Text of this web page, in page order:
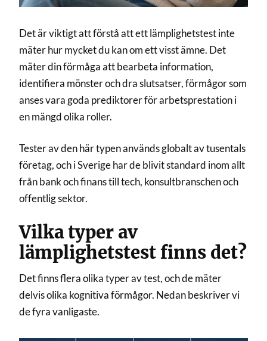
Det är viktigt att förstå att ett lämplighetstest inte
mäter hur mycket du kan om ett visst ämne. Det
mäter din förmåga att bearbeta information,
identifiera mönster och dra slutsatser, förmågor som
anses vara goda prediktorer för arbetsprestation i
en mängd olika roller.
Tester av den här typen används globalt av tusentals
företag, och i Sverige har de blivit standard inom allt
från bank och finans till tech, konsultbranschen och
offentlig sektor.
Vilka typer av
lämplighetstest finns det?
Det finns flera olika typer av test, och de mäter
delvis olika kognitiva förmågor. Nedan beskriver vi
de fyra vanligaste.